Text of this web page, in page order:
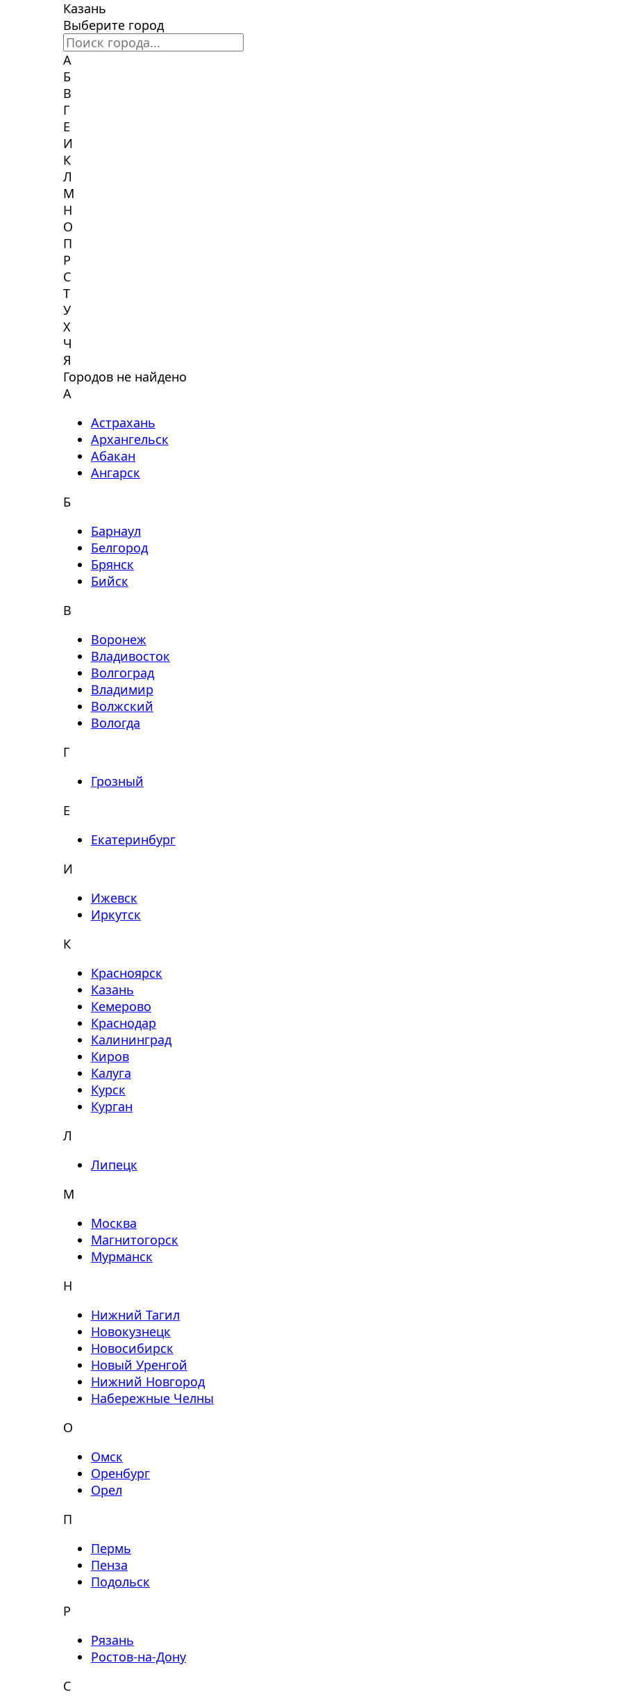
Казань
Выберите город
А
Б
В
Г
Е
И
К
Л
М
Н
О
П
Р
С
Т
У
Х
Ч
Я
Городов не найдено
А
Астрахань
Архангельск
Абакан
Ангарск
Б
Барнаул
Белгород
Брянск
Бийск
В
Воронеж
Владивосток
Волгоград
Владимир
Волжский
Вологда
Г
Грозный
Е
Екатеринбург
И
Ижевск
Иркутск
К
Красноярск
Казань
Кемерово
Краснодар
Калининград
Киров
Калуга
Курск
Курган
Л
Липецк
М
Москва
Магнитогорск
Мурманск
Н
Нижний Тагил
Новокузнецк
Новосибирск
Новый Уренгой
Нижний Новгород
Набережные Челны
О
Омск
Оренбург
Орел
П
Пермь
Пенза
Подольск
Р
Рязань
Ростов-на-Дону
С